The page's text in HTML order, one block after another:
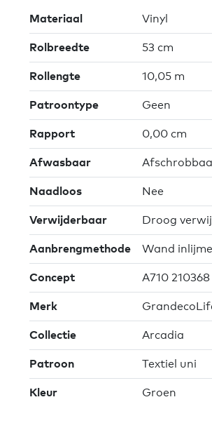
Materiaal Vinyl
Rolbreedte 53 cm
Rollengte 10,05 m
Patroontype Geen
Rapport 0,00 cm
Afwasbaar
Naadloos Nee
Verwijderbaar Droog
Aanbrengmethode Wand
Concept A710
Merk
Collectie Arcadia
Patroon Textiel uni
Kleur Groen